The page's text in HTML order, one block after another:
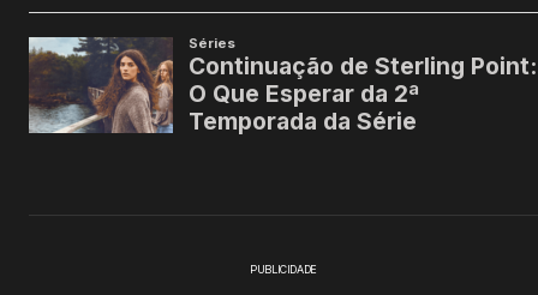
PUBLICIDADE